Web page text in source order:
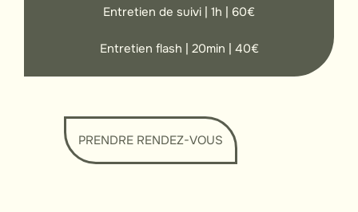
Entretien de suivi | 1h | 60€
Entretien flash | 20min | 40€
PRENDRE RENDEZ-VOUS